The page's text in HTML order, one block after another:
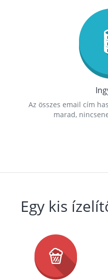
Az összes email cím
marad,
Egy kis